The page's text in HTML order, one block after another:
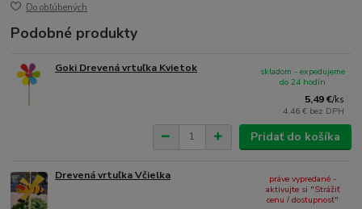
Do obľúbených
Podobné produkty
Goki Drevená vrtuľka Kvietok
5,49 €/ks
4,46 € bez DPH
skladom - expedujeme
do 24 hodín
Pridať do košíka
Drevená vrtuľka Včielka
práve vypredané -
aktivujte si "Strážiť
cenu / dostupnosť"